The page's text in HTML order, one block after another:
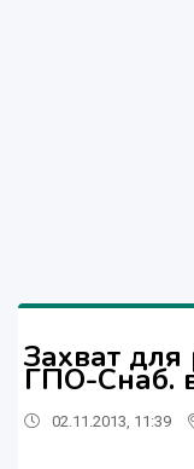
Захват для
ГПО-Снаб.
02.11.2013, 11:39